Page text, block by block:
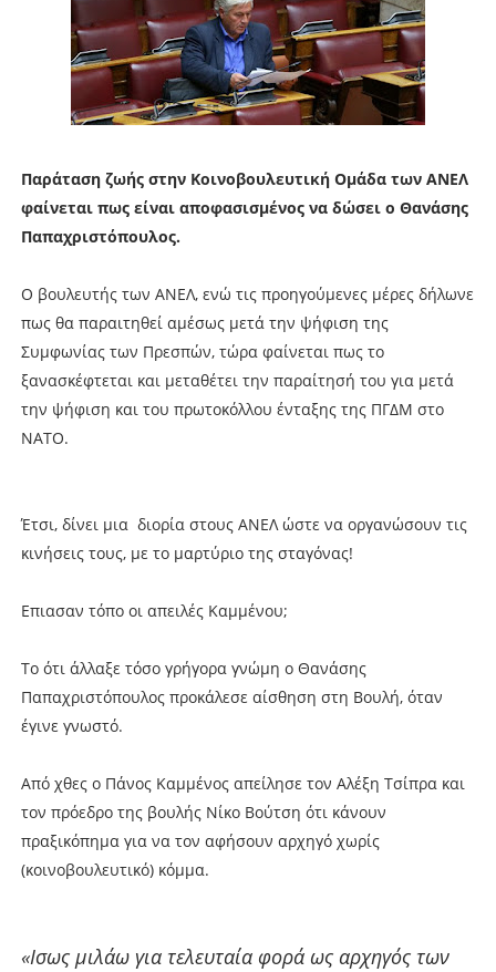
Παράταση ζωής στην Κοινοβουλευτική Ομάδα των ΑΝΕΛ
φαίνεται πως είναι αποφασισμένος να δώσει ο Θανάσης
Παπαχριστόπουλος.
Ο βουλευτής των ΑΝΕΛ, ενώ τις προηγούμενες μέρες δήλωνε
πως θα παραιτηθεί αμέσως μετά την ψήφιση της
Συμφωνίας των Πρεσπών, τώρα φαίνεται πως το
ξανασκέφτεται και μεταθέτει την παραίτησή του για μετά
την ψήφιση και του πρωτοκόλλου ένταξης της ΠΓΔΜ στο
ΝΑΤΟ.
Έτσι, δίνει μια διορία στους ΑΝΕΛ ώστε να οργανώσουν τις
κινήσεις τους, με το μαρτύριο της σταγόνας!
Επιασαν τόπο οι απειλές Καμμένου;
Το ότι άλλαξε τόσο γρήγορα γνώμη ο Θανάσης
Παπαχριστόπουλος προκάλεσε αίσθηση στη Βουλή, όταν
έγινε γνωστό.
Από χθες ο Πάνος Καμμένος απείλησε τον Αλέξη Τσίπρα και
τον πρόεδρο της βουλής Νίκο Βούτση ότι κάνουν
πραξικόπημα για να τον αφήσουν αρχηγό χωρίς
(κοινοβουλευτικό) κόμμα.
«Ισως μιλάω για τελευταία φορά ως αρχηγός των